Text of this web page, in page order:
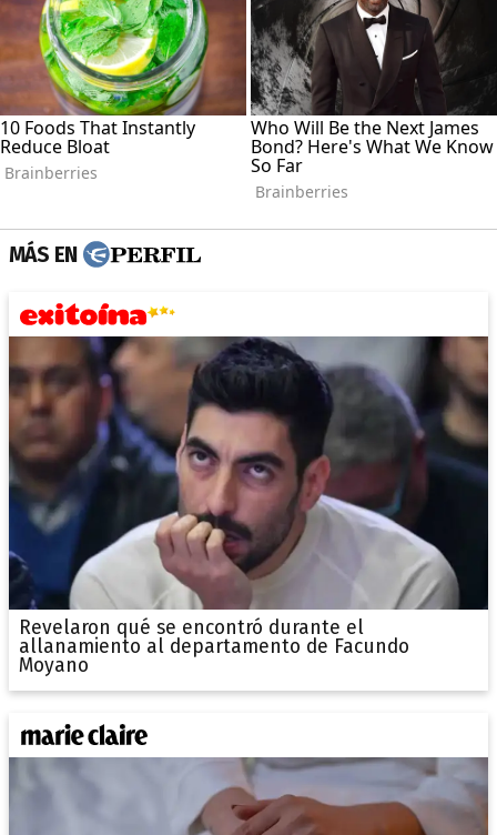
MÁS EN
Revelaron qué se encontró durante el
allanamiento al departamento de Facundo
Moyano